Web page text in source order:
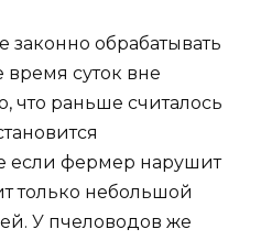
обрабатывать
время суток вне
что раньше считалось
если фермер нарушит
только небольшой
У пчеловодов же